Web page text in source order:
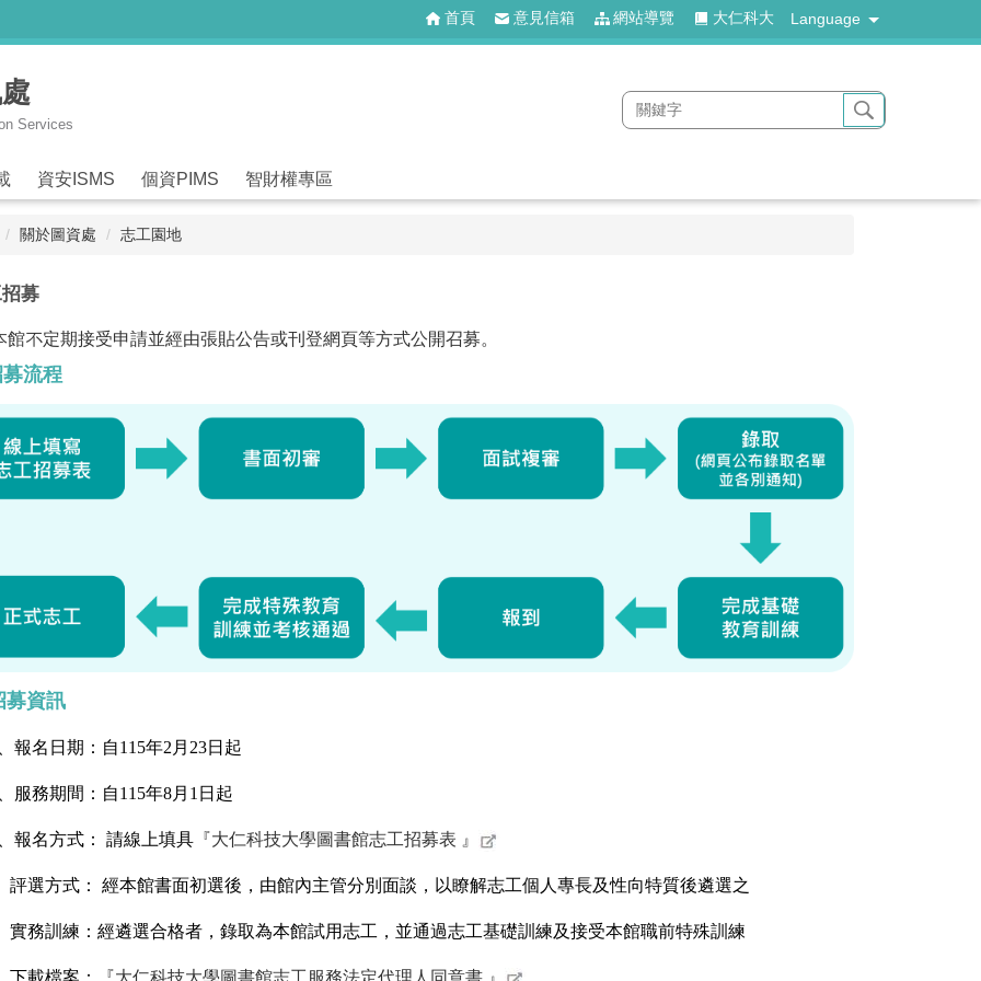
Services
首頁 意見信箱 網站導覽 大仁科大 Language
資安ISMS 個資PIMS 智財權專區
關於圖資處 志工園地
募
館不定期接受申請並經由張貼公告或刊登網頁等方式公開召募。
流程
資訊
名日期：自115年2月23日起
務期間：自115年8月1日起
名方式： 請線上填具 『大仁科技大學圖書館志工招募表 』
選方式： 經本館書面初選後，由館內主管分別面談，以瞭解志工個人專長及性向特質後遴選之
務訓練：經遴選合格者，錄取為本館試用志工，並通過志工基礎訓練及接受本館職前特殊訓練
載檔案： 『大仁科技大學圖書館志工服務法定代理人同意書 』